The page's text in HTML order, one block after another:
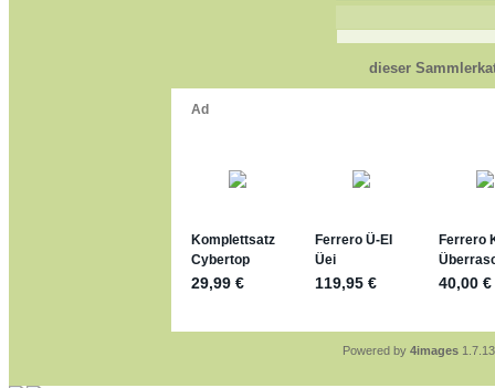
Bonsaipanther:
@ Harald
https://www.ue-ei-
jan-lukas:
geschrieben
https://www.ferrero-
stimmt, jetzt fällt es mir
So habe ich das in
jan-lukas:geschrieben
dieser
Powered by 4images